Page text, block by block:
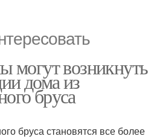
могут возникнуть
дома из
бруса
бруса становятся все более